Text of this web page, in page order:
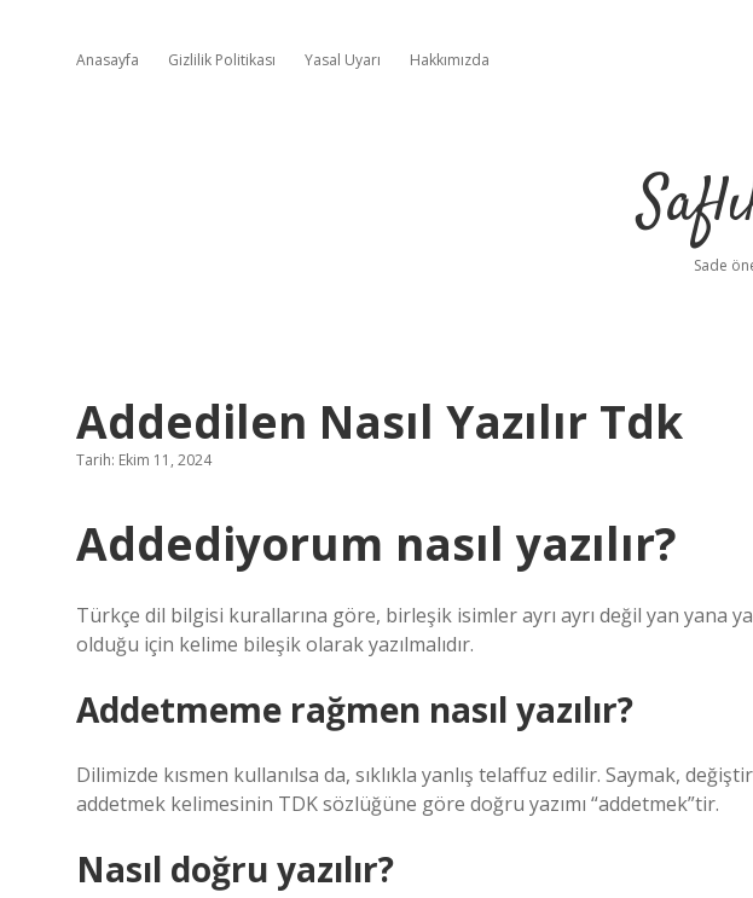
Anasayfa Gizlilik Politikası Yasal Uyarı Hakkımızda
Sade
Addedilen Nasıl Yazılır Tdk
Tarih: Ekim 11, 2024
Addediyorum nasıl yazılır?
Türkçe dil bilgisi kurallarına göre, birleşik isimler ayrı ayrı değil yan yana
olduğu için kelime bileşik olarak yazılmalıdır.
Addetmeme rağmen nasıl yazılır?
Dilimizde kısmen kullanılsa da, sıklıkla yanlış telaffuz edilir. Saymak,
addetmek kelimesinin TDK sözlüğüne göre doğru yazımı “addetmek”tir.
Nasıl doğru yazılır?